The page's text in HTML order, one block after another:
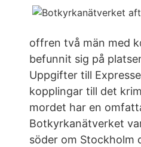
offren två män med
befunnit sig på
Uppgifter till
kopplingar till det
mordet har en
Botkyrkanätverket
söder om Stockholm